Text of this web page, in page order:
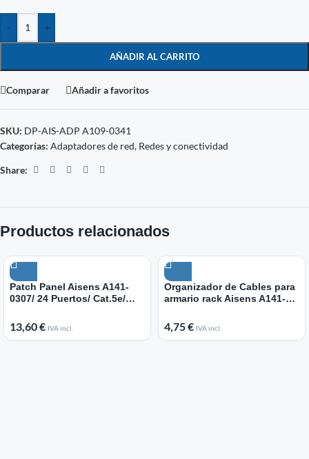
- +
AÑADIR AL CARRITO
Comparar Añadir a favoritos
SKU: DP-AIS-ADP A109-0341
Categorías: Adaptadores de red, Redes y conectividad
Share:
Productos relacionados
Patch Panel Aisens A141-
0307/ 24 Puertos/ Cat.5e/
13,60€ IVA incl.
Organizador de Cables para
armario rack Aisens A141-
4,75€ IVA incl.